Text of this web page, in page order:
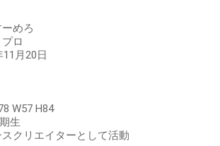
めろ
ロ
月20日
W57 H84
生
クリエイターとして活動